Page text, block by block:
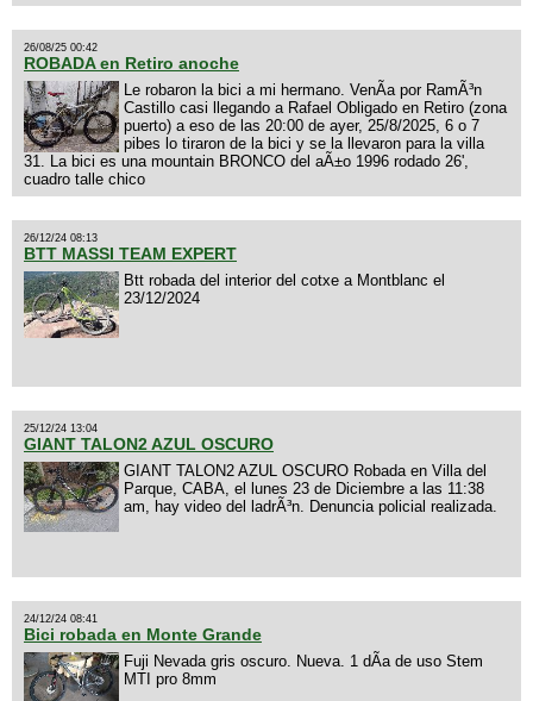
26/08/25 00:42
ROBADA en Retiro anoche
Le robaron la bici a mi hermano. VenÃ­a por RamÃ³n
Castillo casi llegando a Rafael Obligado en Retiro (zona
puerto) a eso de las 20:00 de ayer, 25/8/2025, 6 o 7
pibes lo tiraron de la bici y se la llevaron para la villa
31. La bici es una mountain BRONCO del aÃ±o 1996 rodado 26',
cuadro talle chico
26/12/24 08:13
BTT MASSI TEAM EXPERT
Btt robada del interior del cotxe a Montblanc el
23/12/2024
25/12/24 13:04
GIANT TALON2 AZUL OSCURO
GIANT TALON2 AZUL OSCURO Robada en Villa del
Parque, CABA, el lunes 23 de Diciembre a las 11:38
am, hay video del ladrÃ³n. Denuncia policial realizada.
24/12/24 08:41
Bici robada en Monte Grande
Fuji Nevada gris oscuro. Nueva. 1 dÃ­a de uso Stem
MTI pro 8mm